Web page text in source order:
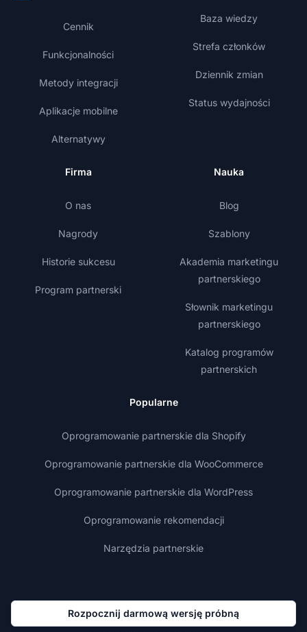
Cennik
Funkcjonalności
Metody integracji
Aplikacje mobilne
Alternatywy
Baza wiedzy
Strefa członków
Dziennik zmian
Status wydajności
Firma
O nas
Nagrody
Historie sukcesu
Program partnerski
Nauka
Blog
Szablony
Akademia marketingu
partnerskiego
Słownik marketingu
partnerskiego
Katalog programów
partnerskich
Popularne
Oprogramowanie partnerskie dla Shopify
Oprogramowanie partnerskie dla WooCommerce
Oprogramowanie partnerskie dla WordPress
Oprogramowanie rekomendacji
Narzędzia partnerskie
Rozpocznij darmową wersję próbną